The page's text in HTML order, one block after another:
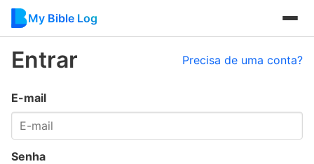
My Bible Log
Entrar Precisa de uma conta?
E-mail
Senha